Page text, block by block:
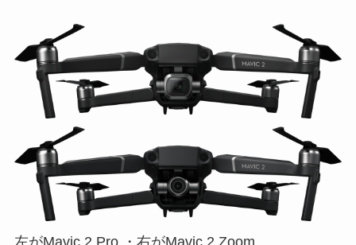
左がMavic 2 Pro ・右がMavic 2 Zoom